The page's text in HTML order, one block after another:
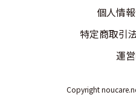
個人情
特定商取引
運
Copyright